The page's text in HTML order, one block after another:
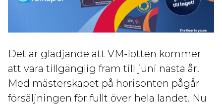
Det är glädjande att VM-lotten kommer
att vara tillgänglig fram till juni nästa år.
Med mästerskapet på horisonten pågår
försäljningen för fullt över hela landet. Nu